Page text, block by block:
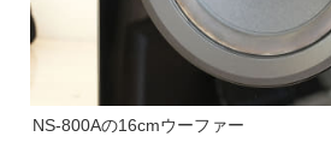
NS-800Aの16cmウーファー